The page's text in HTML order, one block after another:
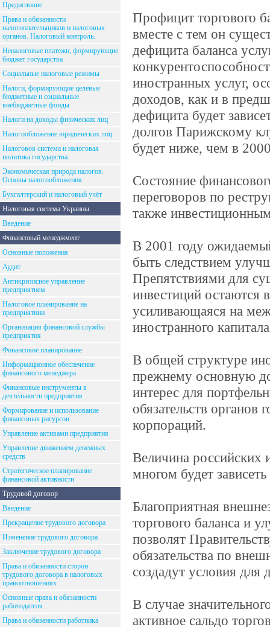
Предисловие
Права и обязанности
налогоплательщиков и налоговых
органов. Налоговый контроль.
Неналоговые платежи, формирующие
бюджет государства
Социальные налоговые режимы
Налоги, формирующие целевые
бюджетные и социальные
внебюджетные фонды
Налоги на доходы физических лиц
Налогообложение юридических лиц
Налоговоя система и налоговая
политика государства.
Экономическая природа налогов.
Основы налогообложения.
Бухгалтерский и налоговый учёт
Налоговая система Украины
Введение
Финансовый менеджмент
Основные положения
Аудит
Антикризисное управление
предприятием
Налоговое планирование на
предприятиии
Организация финансовой службы
предприятия
Финансовое планирование
Информационное обеспечение
финансового менеджера
Финансовые инструменты в
деятельности предприятия
Формирование и использование
финансовых рисурсов
Управление активами предприятия
Управление движением денежных
средств
Стратегическое планирование
финансовой активности
Трудовой договор
Введение
Прекращение трудового договора
Изменение трудового договора
Заключение трудового договора
Права и обязанности сторон
трудового договора в налоговых
правоотношениях
Основные права и обязанности
работодателя
Права и обязанности работника
Профицит торгового
вместе с тем он
дефицита баланса
иностранных услуг,
доходов, как и в
дефицита будет
долгов Парижскому
будет ниже, чем в
Состояние
переговоров по
также
В 2001 году
быть следствием
Препятствиями для
инвестиций остаются
усиливающаяся на
иностранного
В общей структуре
прежнему основную
интерес для
обязательств органов
корпораций.
Величина российских
многом будет
Благоприятная
торгового баланса и
позволят
обязательства по
создадут условия для
В случае
активное сальдо